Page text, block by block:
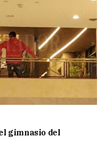
gimnasio del